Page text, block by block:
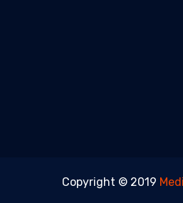
Copyright © 2019